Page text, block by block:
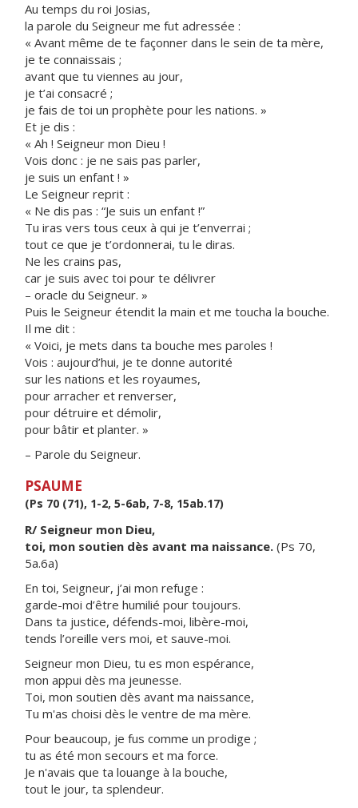
Au temps du roi Josias,
la parole du Seigneur me fut adressée :
« Avant même de te façonner dans le sein de ta mère,
je te connaissais ;
avant que tu viennes au jour,
je t’ai consacré ;
je fais de toi un prophète pour les nations. »
Et je dis :
« Ah ! Seigneur mon Dieu !
Vois donc : je ne sais pas parler,
je suis un enfant ! »
Le Seigneur reprit :
« Ne dis pas : “Je suis un enfant !”
Tu iras vers tous ceux à qui je t’enverrai ;
tout ce que je t’ordonnerai, tu le diras.
Ne les crains pas,
car je suis avec toi pour te délivrer
– oracle du Seigneur. »
Puis le Seigneur étendit la main et me toucha la bouche.
Il me dit :
« Voici, je mets dans ta bouche mes paroles !
Vois : aujourd’hui, je te donne autorité
sur les nations et les royaumes,
pour arracher et renverser,
pour détruire et démolir,
pour bâtir et planter. »
– Parole du Seigneur.
PSAUME
(Ps 70 (71), 1-2, 5-6ab, 7-8, 15ab.17)
R/ Seigneur mon Dieu,
toi, mon soutien dès avant ma naissance. (Ps 70,
5a.6a)
En toi, Seigneur, j’ai mon refuge :
garde-moi d’être humilié pour toujours.
Dans ta justice, défends-moi, libère-moi,
tends l’oreille vers moi, et sauve-moi.
Seigneur mon Dieu, tu es mon espérance,
mon appui dès ma jeunesse.
Toi, mon soutien dès avant ma naissance,
Tu m'as choisi dès le ventre de ma mère.
Pour beaucoup, je fus comme un prodige ;
tu as été mon secours et ma force.
Je n'avais que ta louange à la bouche,
tout le jour, ta splendeur.